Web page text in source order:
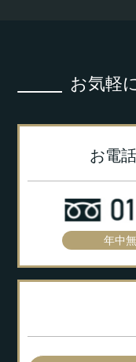
お気軽
お電
年中